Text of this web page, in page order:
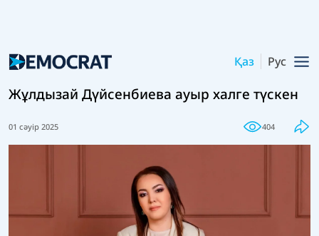
Қаз Рус
Жұлдызай Дүйсенбиева ауыр халге түскен
01 сәуір 2025 404